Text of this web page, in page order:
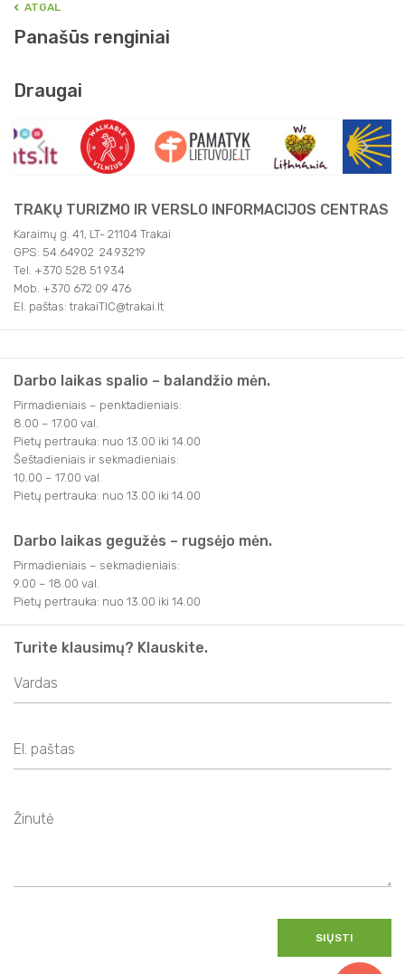
ATGAL
Panašūs renginiai
Draugai
TRAKŲ TURIZMO IR VERSLO INFORMACIJOS CENTRAS
Karaimų g. 41, LT- 21104 Trakai
GPS: 54.64902 24.93219
Tel. +370 528 51 934
Mob. +370 672 09 476
El. paštas: trakaiTIC@trakai.lt
Darbo laikas spalio – balandžio mėn.
Pirmadieniais – penktadieniais:
8.00 – 17.00 val.
Pietų pertrauka: nuo 13.00 iki 14.00
Šeštadieniais ir sekmadieniais:
10.00 – 17.00 val.
Pietų pertrauka: nuo 13.00 iki 14.00
Darbo laikas gegužės – rugsėjo mėn.
Pirmadieniais – sekmadieniais:
9.00 – 18.00 val.
Pietų pertrauka: nuo 13.00 iki 14.00
Turite klausimų? Klauskite.